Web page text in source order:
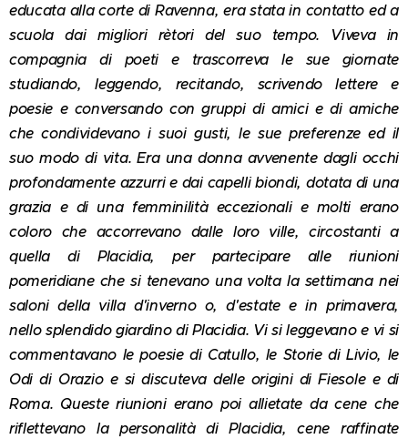
educata alla corte di Ravenna, era stata in contatto ed a
scuola dai migliori rètori del suo tempo. Viveva in
compagnia di poeti e trascorreva le sue giornate
studiando, leggendo, recitando, scrivendo lettere e
poesie e conversando con gruppi di amici e di amiche
che condividevano i suoi gusti, le sue preferenze ed il
suo modo di vita. Era una donna avvenente dagli occhi
profondamente azzurri e dai capelli biondi, dotata di una
grazia e di una femminilità eccezionali e molti erano
coloro che accorrevano dalle loro ville, circostanti a
quella di Placidia, per partecipare alle riunioni
pomeridiane che si tenevano una volta la settimana nei
saloni della villa d'inverno o, d'estate e in primavera,
nello splendido giardino di Placidia. Vi si leggevano e vi si
commentavano le poesie di Catullo, le Storie di Livio, le
Odi di Orazio e si discuteva delle origini di Fiesole e di
Roma. Queste riunioni erano poi allietate da cene che
riflettevano la personalità di Placidia, cene raffinate